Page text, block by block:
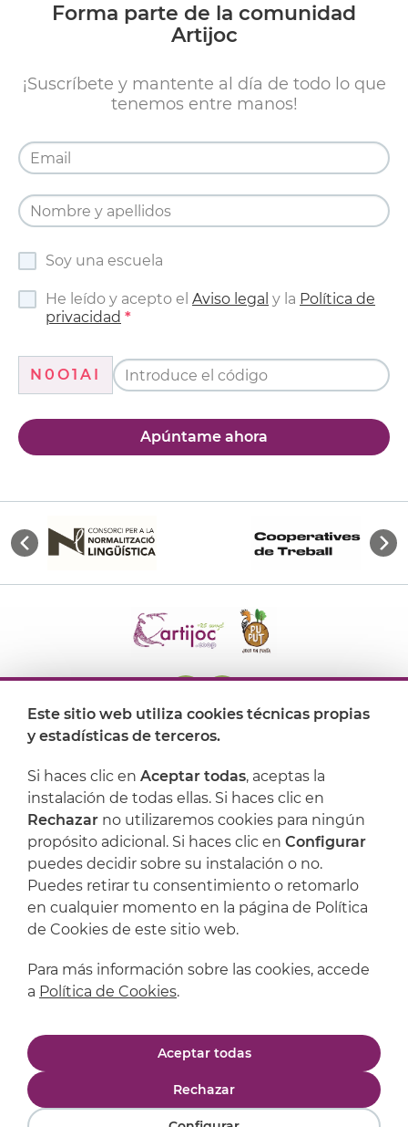
Forma parte de la comunidad
Artijoc
¡Suscríbete y mantente al día de todo lo que
tenemos entre manos!
Soy una escuela
He leído y acepto el Aviso legal y la Política de
privacidad
N0O1AI
Apúntame ahora
Dónde encontrarnos
Artijoc
Soporte
Política de privacidad
Este sitio web utiliza cookies técnicas propias
y estadísticas de terceros.
Si haces clic en Aceptar todas, aceptas la
instalación de todas ellas. Si haces clic en
Rechazar no utilizaremos cookies para ningún
propósito adicional. Si haces clic en Configurar
puedes decidir sobre su instalación o no.
Puedes retirar tu consentimiento o retomarlo
en cualquier momento en la página de Política
de Cookies de este sitio web.
Para más información sobre las cookies, accede
a Política de Cookies.
Aceptar todas
Rechazar